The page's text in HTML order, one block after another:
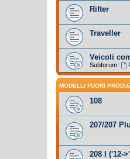
Rifter
Traveller
Veicoli
Subforum:
MODELLI FUORI
108
207/207
208 I ('12-